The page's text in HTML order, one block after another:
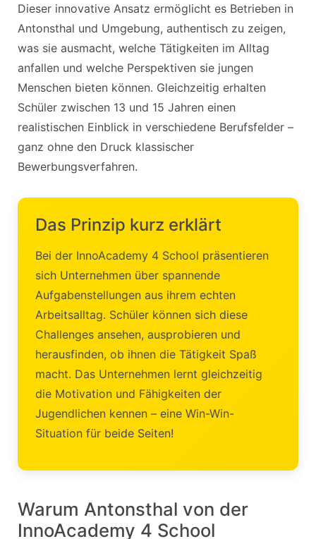
Dieser innovative Ansatz ermöglicht es Betrieben in
Antonsthal und Umgebung, authentisch zu zeigen,
was sie ausmacht, welche Tätigkeiten im Alltag
anfallen und welche Perspektiven sie jungen
Menschen bieten können. Gleichzeitig erhalten
Schüler zwischen 13 und 15 Jahren einen
realistischen Einblick in verschiedene Berufsfelder –
ganz ohne den Druck klassischer
Bewerbungsverfahren.
Das Prinzip kurz erklärt
Bei der InnoAcademy 4 School präsentieren
sich Unternehmen über spannende
Aufgabenstellungen aus ihrem echten
Arbeitsalltag. Schüler können sich diese
Challenges ansehen, ausprobieren und
herausfinden, ob ihnen die Tätigkeit Spaß
macht. Das Unternehmen lernt gleichzeitig
die Motivation und Fähigkeiten der
Jugendlichen kennen – eine Win-Win-
Situation für beide Seiten!
Warum Antonsthal von der
InnoAcademy 4 School